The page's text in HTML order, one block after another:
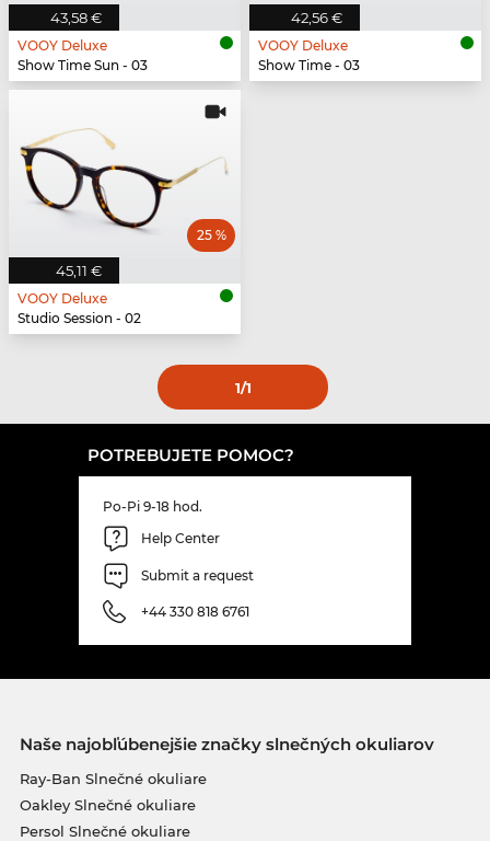
43,58 €
VOOY Deluxe
Show Time Sun - 03
42,56 €
VOOY Deluxe
Show Time - 03
45,11 €
25 %
VOOY Deluxe
Studio Session - 02
1/1
POTREBUJETE POMOC?
Po-Pi 9-18 hod.
Help Center
Submit a request
+44 330 818 6761
Naše najobľúbenejšie značky slnečných okuliarov
Ray-Ban Slnečné okuliare
Oakley Slnečné okuliare
Persol Slnečné okuliare